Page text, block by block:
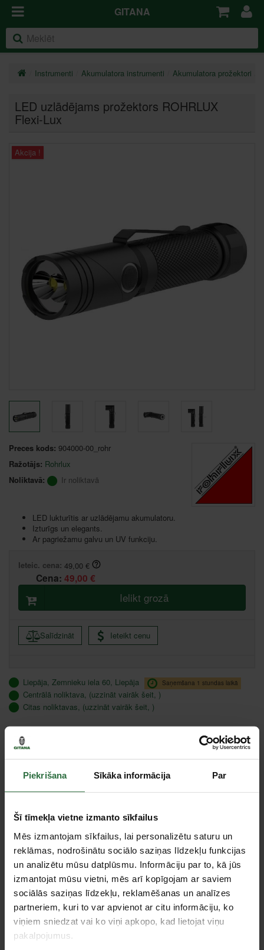
Piekrišana Sīkāka informācija Par
Šī tīmekļa vietne izmanto sīkfailus
Mēs izmantojam sīkfailus, lai personalizētu saturu un
reklāmas, nodrošinātu sociālo saziņas līdzekļu funkcijas
un analizētu mūsu datplūsmu. Informāciju par to, kā jūs
izmantojat mūsu vietni, mēs arī kopīgojam ar saviem
sociālās saziņas līdzekļu, reklamēšanas un analīzes
partneriem, kuri to var apvienot ar citu informāciju, ko
viņiem sniedzat vai ko viņi apkopo, kad lietojat viņu
pakalpojumus.
GITANA
Instrumenti Akumulatora instrumenti Akumulatora prožektori
LED uzlādējams prožektors ROHRLUX
Flexi-Lux
Akcija !
Preces kods: 904000-00_rohr
Ražotājs: Rohrlux
Noliktavā:
Ir noliktavā
LED lukturītis ar uzlādējamu akumulatoru.
Izturīgs un elegants.
Ar pagriežamu galvu un UV funkciju.
Ieteic. cena: 49,00 €
Cena: 49,00 €
Ielikt grozā
Salīdzināt Ieteikt cenu
Liepāja, Zemnieku iela 60, Liepāja Saņemšana 1 stundas laikā
Centrālā noliktava, (uzzināt vairāk šeit, )
Citas noliktavas, (uzzināt vairāk šeit, )
Apraksts
Ar praktisku turētāju, kas ir pielāgots profesionālai lietošanai.
Specifikācija
Garums
125 mm
Akumulatora
tilpums
2,6 Ah
Darbības laiks
100/50/5/4 st. (atkarībā no spilgtuma
režīma)
Tips
Prožektori
Aizsardzības klase